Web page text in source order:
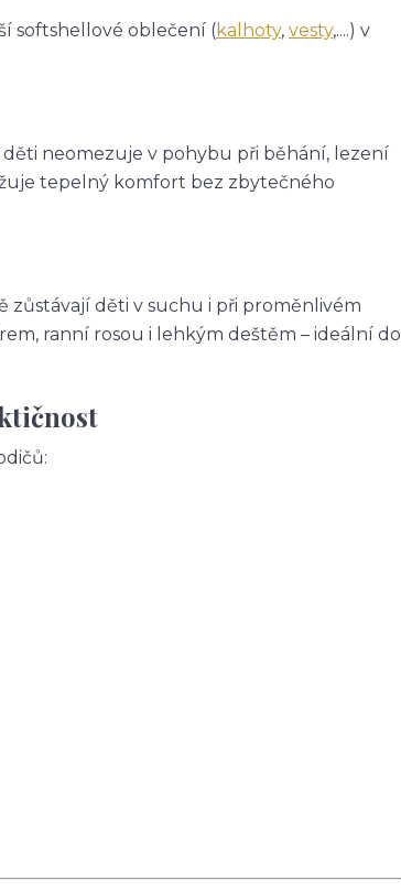
softshellové oblečení (kalhoty, vesty,....) v
neomezuje v pohybu při běhání, lezení
tepelný komfort bez zbytečného
děti v suchu i při proměnlivém
ranní rosou i lehkým deštěm – ideální do